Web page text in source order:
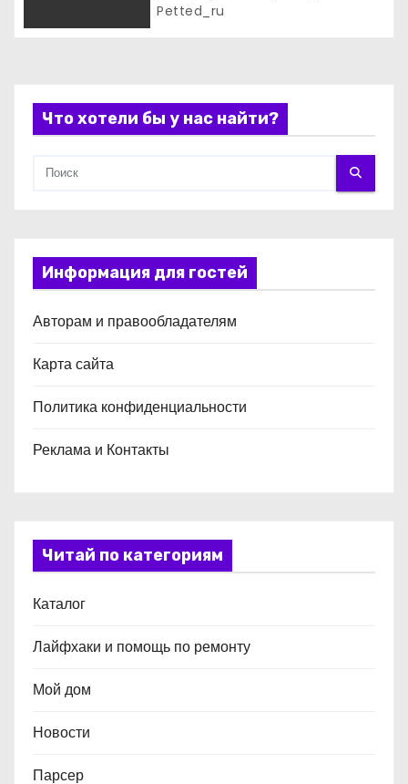
и
я
м
Petted_ru
Что хотели бы у нас найти?
Информация для гостей
Авторам и правообладателям
Карта сайта
Политика конфиденциальности
Реклама и Контакты
Читай по категориям
Каталог
Лайфхаки и помощь по ремонту
Мой дом
Новости
Парсер